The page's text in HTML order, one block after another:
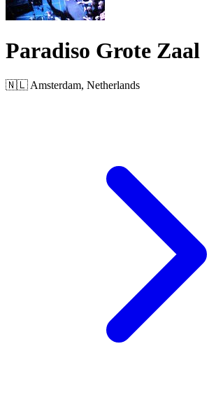
Paradiso Grote Zaal
🇳🇱 Amsterdam, Netherlands